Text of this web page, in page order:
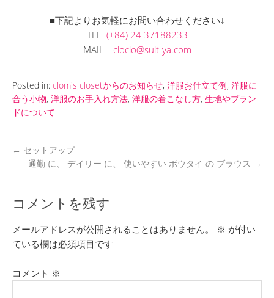
■下記よりお気軽にお問い合わせください↓
TEL (+84) 24 37188233
MAIL cloclo@suit-ya.com
Posted in: clom's closetからのお知らせ, 洋服お仕立て例, 洋服に
合う小物, 洋服のお手入れ方法, 洋服の着こなし方, 生地やブラン
ドについて
← セットアップ
通勤 に、 デイリー に、 使いやすい ボウタイ の ブラウス →
コメントを残す
メールアドレスが公開されることはありません。 ※ が付い
ている欄は必須項目です
コメント ※